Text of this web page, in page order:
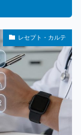
レセプト・カルテ